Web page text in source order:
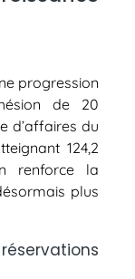
progression
de 20
d’affaires du
124,2
renforce la
plus